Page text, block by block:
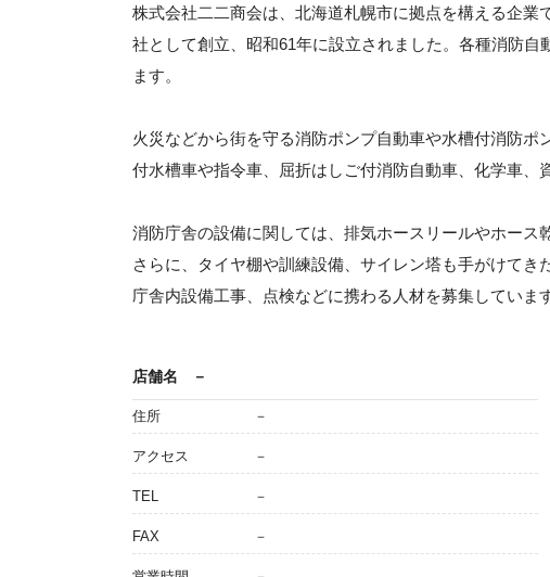
株式会社二二商会は、北海道札幌市に拠点を構える企
社として創立、昭和61年に設立されました。各種消防
ます。
火災などから街を守る消防ポンプ自動車や水槽付消防
付水槽車や指令車、屈折はしご付消防自動車、化学車、
消防庁舎の設備に関しては、排気ホースリールやホース
さらに、タイヤ棚や訓練設備、サイレン塔も手がけてき
庁舎内設備工事、点検などに携わる人材を募集していま
店舗名 －
住所 －
アクセス －
TEL －
FAX －